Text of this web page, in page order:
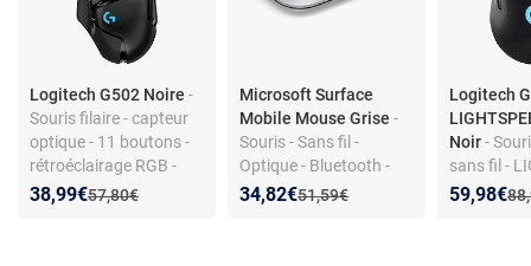
Logitech G502 Noire -
Souris filaire - capteur
optique - 11 boutons -
rétroéclairage RGB -
USB Type-A -Ancien prix :
57,80€
Nouveau prix :
38,99€
Réduction de :
Microsoft Surface
Mobile Mouse Grise-
Souris - Sans fil -
Optique - Bluetooth -
1800 dpi - Ambidextre -
Ancien prix :
51,59€
Nouveau prix :
34,82€
Réduction de :
Logitech
Noir-
sans fil -
RGB - 6
Nouveau
59,98€